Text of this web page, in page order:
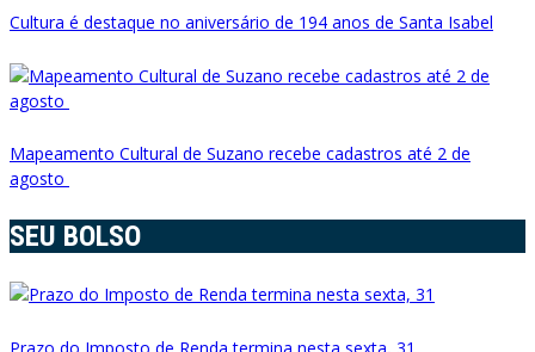
Cultura é destaque no aniversário de 194 anos de Santa Isabel
Mapeamento Cultural de Suzano recebe cadastros até 2 de
agosto
SEU BOLSO
Prazo do Imposto de Renda termina nesta sexta, 31